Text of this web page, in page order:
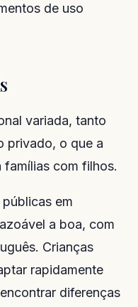
de uso
variada, tanto
privado, o que a
famílias com filhos.
em
a boa, com
Crianças
rapidamente
diferenças